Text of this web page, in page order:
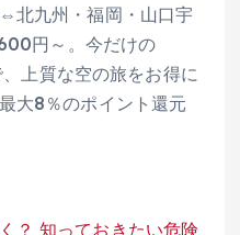
北九州・福岡・山口宇
円～。今だけの
上質な空の旅をお得に
大8％のポイント還元